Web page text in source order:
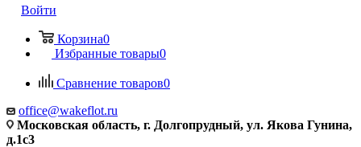
Войти
Корзина0
Избранные товары0
Сравнение товаров0
office@wakeflot.ru
Московская область, г. Долгопрудный, ул. Якова Гунина,
д.1с3